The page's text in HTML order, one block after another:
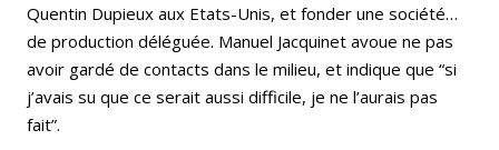
Quentin Dupieux aux Etats-Unis, et fonder une société…
de production déléguée. Manuel Jacquinet avoue ne pas
avoir gardé de contacts dans le milieu, et indique que “si
j’avais su que ce serait aussi difficile, je ne l’aurais pas
fait”.